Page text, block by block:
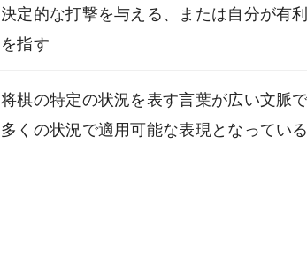
決定的な打撃を与える、または自分が有
を指す
将棋の特定の状況を表す言葉が広い文脈
多くの状況で適用可能な表現となっている